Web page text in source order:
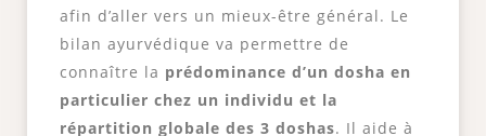
afin d’aller vers un mieux-être général. Le
bilan ayurvédique va permettre de
connaître la prédominance d’un dosha en
particulier chez un individu et la
répartition globale des 3 doshas. Il aide à